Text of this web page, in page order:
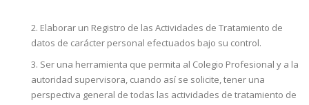
2. Elaborar un Registro de las Actividades de Tratamiento de
datos de carácter personal efectuados bajo su control.
3. Ser una herramienta que permita al Colegio Profesional y a la
autoridad supervisora, cuando así se solicite, tener una
perspectiva general de todas las actividades de tratamiento de